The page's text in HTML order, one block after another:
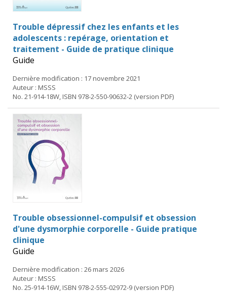
Trouble dépressif chez les enfants et les
adolescents : repérage, orientation et
traitement - Guide de pratique clinique
Guide
Dernière modification : 17 novembre 2021
Auteur : MSSS
No. 21-914-18W, ISBN 978-2-550-90632-2 (version PDF)
Trouble obsessionnel-compulsif et obsession
d'une dysmorphie corporelle - Guide pratique
clinique
Guide
Dernière modification : 26 mars 2026
Auteur : MSSS
No. 25-914-16W, ISBN 978-2-555-02972-9 (version PDF)